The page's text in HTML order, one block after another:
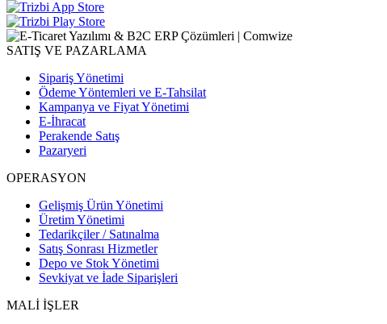
SATIŞ VE PAZARLAMA
Sipariş Yönetimi
Ödeme Yöntemleri ve E-Tahsilat
Kampanya ve Fiyat Yönetimi
E-İhracat
Perakende Satış
Pazaryeri
OPERASYON
Gelişmiş Ürün Yönetimi
Üretim Yönetimi
Tedarikçiler / Satınalma
Satış Sonrası Hizmetler
Depo ve Stok Yönetimi
Sevkiyat ve İade Siparişleri
MALİ İŞLER